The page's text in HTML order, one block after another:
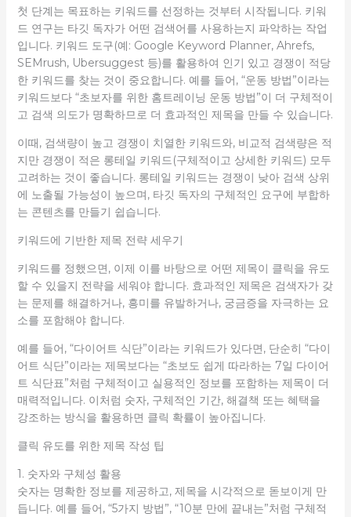
첫 단계는 목표하는 키워드를 선정하는 것부터 시작됩니다. 키워
드 연구는 타깃 독자가 어떤 검색어를 사용하는지 파악하는 작업
입니다. 키워드 도구(예: Google Keyword Planner, Ahrefs,
SEMrush, Ubersuggest 등)를 활용하여 인기 있고 경쟁이 적당
한 키워드를 찾는 것이 중요합니다. 예를 들어, “운동 방법”이라는
키워드보다 “초보자를 위한 홈트레이닝 운동 방법”이 더 구체적이
고 검색 의도가 명확하므로 더 효과적인 제목을 만들 수 있습니다.
이때, 검색량이 높고 경쟁이 치열한 키워드와, 비교적 검색량은 적
지만 경쟁이 적은 롱테일 키워드(구체적이고 상세한 키워드) 모두
고려하는 것이 좋습니다. 롱테일 키워드는 경쟁이 낮아 검색 상위
에 노출될 가능성이 높으며, 타깃 독자의 구체적인 요구에 부합하
는 콘텐츠를 만들기 쉽습니다.
키워드에 기반한 제목 전략 세우기
키워드를 정했으면, 이제 이를 바탕으로 어떤 제목이 클릭을 유도
할 수 있을지 전략을 세워야 합니다. 효과적인 제목은 검색자가 갖
는 문제를 해결하거나, 흥미를 유발하거나, 궁금증을 자극하는 요
소를 포함해야 합니다.
예를 들어, “다이어트 식단”이라는 키워드가 있다면, 단순히 “다이
어트 식단”이라는 제목보다는 “초보도 쉽게 따라하는 7일 다이어
트 식단표”처럼 구체적이고 실용적인 정보를 포함하는 제목이 더
매력적입니다. 이처럼 숫자, 구체적인 기간, 해결책 또는 혜택을
강조하는 방식을 활용하면 클릭 확률이 높아집니다.
클릭 유도를 위한 제목 작성 팁
1. 숫자와 구체성 활용
숫자는 명확한 정보를 제공하고, 제목을 시각적으로 돋보이게 만
듭니다. 예를 들어, “5가지 방법”, “10분 만에 끝내는”처럼 구체적